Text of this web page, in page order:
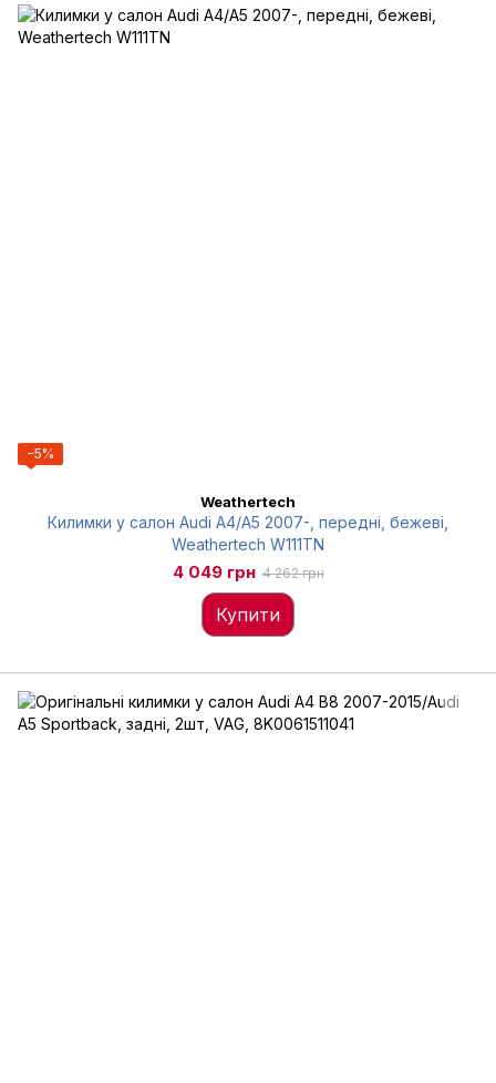
−5%
Weathertech
Килимки у салон Audi A4/A5 2007-, передні, бежеві,
Weathertech W111TN
4 049 грн 4 262 грн
Купити